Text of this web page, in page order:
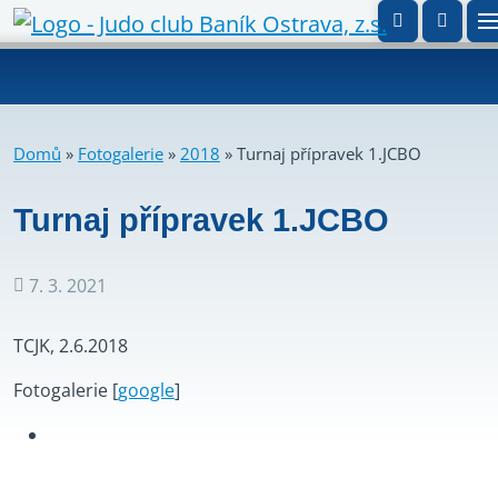
Domů » Fotogalerie » 2018 » Turnaj přípravek 1.JCBO
Turnaj přípravek 1.JCBO
Datum
7. 3. 2021
TCJK, 2.6.2018
Fotogalerie [google]